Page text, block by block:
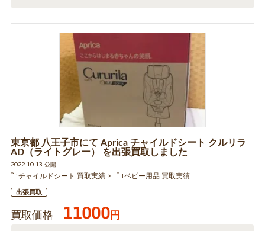
東京都 八王子市にて Aprica チャイルドシート クルリラ
AD（ライトグレー） を出張買取しました
2022.10.13 公開
チャイルドシート 買取実績
ベビー用品 買取実績
出張買取
買取価格 11000円